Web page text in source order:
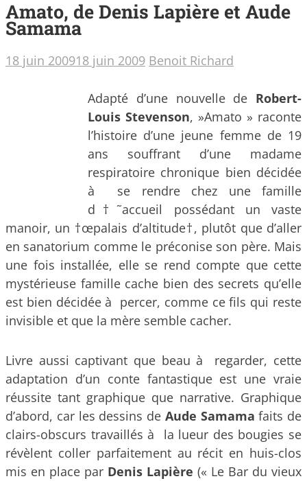
Amato, de Denis Lapière et Aude
Samama
18 juin 200918 juin 2009 Benoit Richard
Adapté d’une nouvelle de Robert-
Louis Stevenson, »Amato » raconte
l’histoire d’une jeune femme de 19
ans souffrant d’une madame
respiratoire chronique bien décidée
à se rendre chez une famille
d†˜accueil possédant un vaste
manoir, un †œpalais d’altitude†, plutôt que d’aller
en sanatorium comme le préconise son père. Mais
une fois installée, elle se rend compte que cette
mystérieuse famille cache bien des secrets qu’elle
est bien décidée à percer, comme ce fils qui reste
invisible et que la mère semble cacher.
Livre aussi captivant que beau à regarder, cette
adaptation d’un conte fantastique est une vraie
réussite tant graphique que narrative. Graphique
d’abord, car les dessins de Aude Samama faits de
clairs-obscurs travaillés à la lueur des bougies se
révèlent coller parfaitement au récit en huis-clos
mis en place par Denis Lapière (« Le Bar du vieux